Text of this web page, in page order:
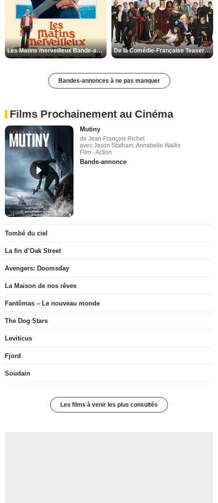
Les Matins merveilleux Bande-annonce VF De la Comédie-Française Teaser VF
Bandes-annonces à ne pas manquer
Films Prochainement au Cinéma
Mutiny
de Jean-François Richet
avec Jason Statham, Annabelle Wallis
Film - Action
Bande-annonce
Tombé du ciel
La fin d’Oak Street
Avengers: Doomsday
La Maison de nos rêves
Fantômas – Le nouveau monde
The Dog Stars
Leviticus
Fjord
Soudain
Les films à venir les plus consultés